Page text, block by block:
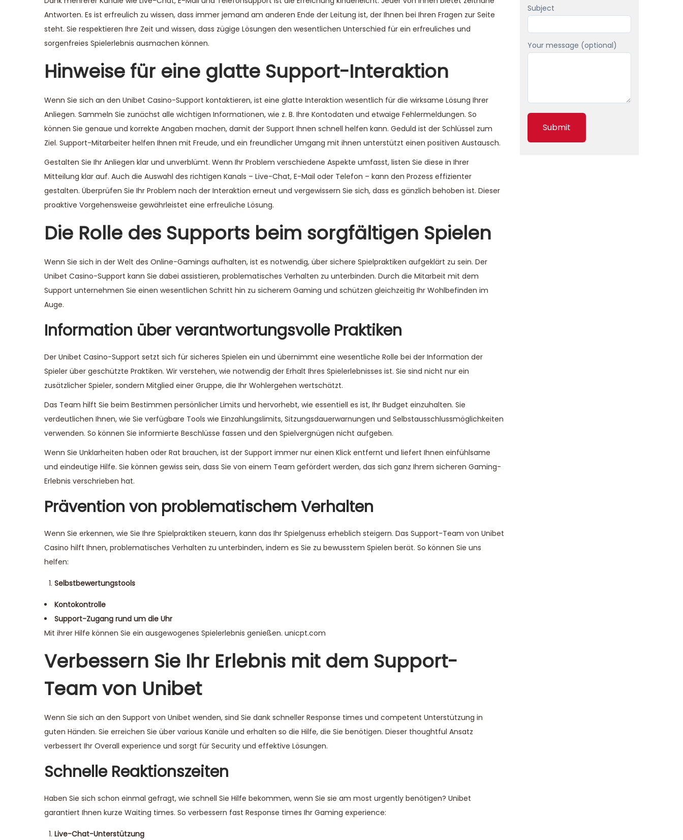
Antworten. Es ist erfreulich zu wissen, dass immer jemand am anderen Ende der Leitung ist, der Ihnen bei Ihren Fragen zur Seite
steht. Sie respektieren Ihre Zeit und wissen, dass zügige Lösungen den wesentlichen Unterschied für ein erfreuliches und
sorgenfreies Spielerlebnis ausmachen können.
Hinweise für eine glatte Support-Interaktion
Wenn Sie sich an den Unibet Casino-Support kontaktieren, ist eine glatte Interaktion wesentlich für die wirksame Lösung Ihrer
Anliegen. Sammeln Sie zunächst alle wichtigen Informationen, wie z. B. Ihre Kontodaten und etwaige Fehlermeldungen. So
können Sie genaue und korrekte Angaben machen, damit der Support Ihnen schnell helfen kann. Geduld ist der Schlüssel zum
Ziel. Support-Mitarbeiter helfen Ihnen mit Freude, und ein freundlicher Umgang mit ihnen unterstützt einen positiven Austausch.
Gestalten Sie Ihr Anliegen klar und unverblümt. Wenn Ihr Problem verschiedene Aspekte umfasst, listen Sie diese in Ihrer
Mitteilung klar auf. Auch die Auswahl des richtigen Kanals – Live-Chat, E-Mail oder Telefon – kann den Prozess effizienter
gestalten. Überprüfen Sie Ihr Problem nach der Interaktion erneut und vergewissern Sie sich, dass es gänzlich behoben ist. Dieser
proaktive Vorgehensweise gewährleistet eine erfreuliche Lösung.
Die Rolle des Supports beim sorgfältigen Spielen
Wenn Sie sich in der Welt des Online-Gamings aufhalten, ist es notwendig, über sichere Spielpraktiken aufgeklärt zu sein. Der
Unibet Casino-Support kann Sie dabei assistieren, problematisches Verhalten zu unterbinden. Durch die Mitarbeit mit dem
Support unternehmen Sie einen wesentlichen Schritt hin zu sicherem Gaming und schützen gleichzeitig Ihr Wohlbefinden im
Auge.
Information über verantwortungsvolle Praktiken
Der Unibet Casino-Support setzt sich für sicheres Spielen ein und übernimmt eine wesentliche Rolle bei der Information der
Spieler über geschützte Praktiken. Wir verstehen, wie notwendig der Erhalt Ihres Spielerlebnisses ist. Sie sind nicht nur ein
zusätzlicher Spieler, sondern Mitglied einer Gruppe, die Ihr Wohlergehen wertschätzt.
Das Team hilft Sie beim Bestimmen persönlicher Limits und hervorhebt, wie essentiell es ist, Ihr Budget einzuhalten. Sie
verdeutlichen Ihnen, wie Sie verfügbare Tools wie Einzahlungslimits, Sitzungsdauerwarnungen und Selbstausschlussmöglichkeiten
verwenden. So können Sie informierte Beschlüsse fassen und den Spielvergnügen nicht aufgeben.
Wenn Sie Unklarheiten haben oder Rat brauchen, ist der Support immer nur einen Klick entfernt und liefert Ihnen einfühlsame
und eindeutige Hilfe. Sie können gewiss sein, dass Sie von einem Team gefördert werden, das sich ganz Ihrem sicheren Gaming-
Erlebnis verschrieben hat.
Prävention von problematischem Verhalten
Wenn Sie erkennen, wie Sie Ihre Spielpraktiken steuern, kann das Ihr Spielgenuss erheblich steigern. Das Support-Team von Unibet
Casino hilft Ihnen, problematisches Verhalten zu unterbinden, indem es Sie zu bewusstem Spielen berät. So können Sie uns
helfen:
Selbstbewertungstools
Kontokontrolle
Support-Zugang rund um die Uhr
Mit ihrer Hilfe können Sie ein ausgewogenes Spielerlebnis genießen. unicpt.com
Verbessern Sie Ihr Erlebnis mit dem Support-
Team von Unibet
Wenn Sie sich an den Support von Unibet wenden, sind Sie dank schneller Response times und competent Unterstützung in
guten Händen. Sie erreichen Sie über various Kanäle und erhalten so die Hilfe, die Sie benötigen. Dieser thoughtful Ansatz
verbessert Ihr Overall experience und sorgt für Security und effektive Lösungen.
Schnelle Reaktionszeiten
Haben Sie sich schon einmal gefragt, wie schnell Sie Hilfe bekommen, wenn Sie sie am most urgently benötigen? Unibet
garantiert Ihnen kurze Waiting times. So verbessern fast Response times Ihr Gaming experience:
Live-Chat-Unterstützung
Subject
Your message (optional)